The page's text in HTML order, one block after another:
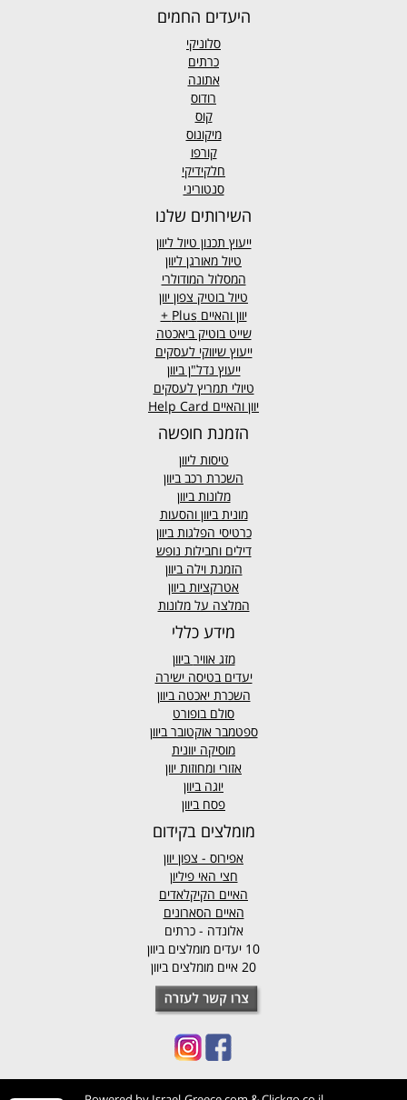
היעדים החמים
סלוניקי
כרתים
אתונה
רודוס
קוס
מיקונוס
קורפו
חלקידיקי
סנטוריני
השירותים שלנו
ייעוץ תכנון טיול ליוון
טיול מאורגן ליוון
המסלול המודולרי
טיול בוטיק צפון יוון
יוון והאיים Plus +
שייט בוטיק ביאכטה
ייעוץ שיווקי לעסקים
ייעוץ נדל"ן ביוון
טיולי תמריץ לעסקים
יוון והאיים Help Card
הזמנת חופשה
טיסות ליוון
השכרת רכב ביוון
מלונות ביוון
מונית ביוון והסעות
כרטיסי הפלגות ביוון
דילים וחבילות נופש
הזמנת וילה ביוון
אטרקציות ביוון
המלצה על מלונות
מידע כללי
מזג אווירביוון
יעדים בטיסה ישירה
השכרת יאכטה ביוון
סולם בופורט
ספטמבר אוקטובר ביוון
מוסיקה יוונית
אזורי ומחוזות יוון
יוגה ביוון
פסח ביוון
מומלצים בקידום
אפירוס - צפון יוון
חצי האי פיליון
האיים הקיקלאדים
האיים הסארונים
אלונדה - כרתים
10 יעדים מומלצים ביוון
20 איים מומלצים ביוון